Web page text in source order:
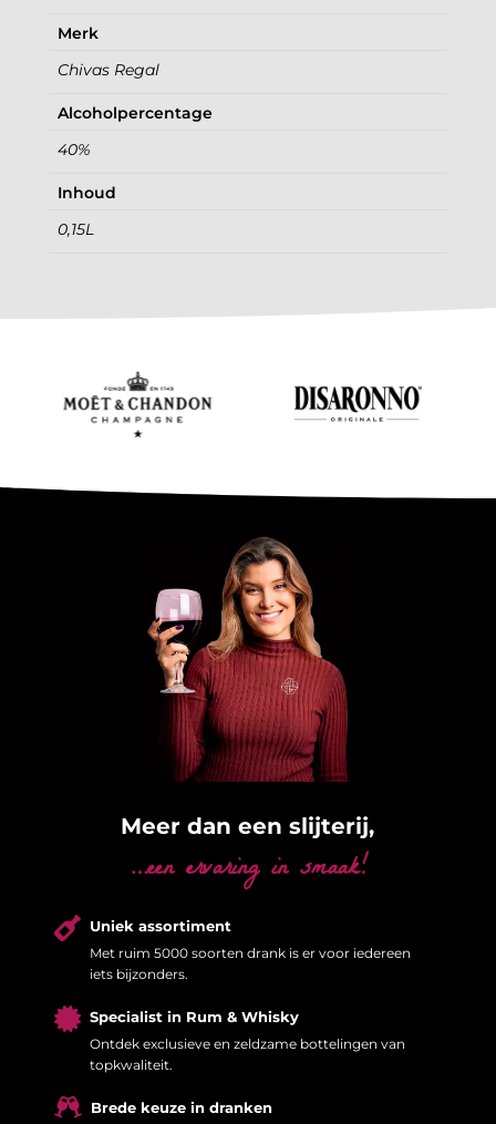
Merk
Chivas Regal
Alcoholpercentage
40%
Inhoud
0,15L
Meer dan een slijterij,
…een ervaring in smaak!
 Uniek assortiment
Met ruim 5000 soorten drank is er voor iedereen
iets bijzonders.
 Specialist in Rum & Whisky
Ontdek exclusieve en zeldzame bottelingen van
topkwaliteit.
 Brede keuze in dranken